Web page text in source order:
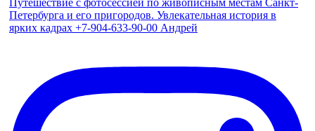
Путешествие с фотосессией по живописным местам Санкт-
Петербурга и его пригородов. Увлекательная история в
ярких кадрах +7-904-633-90-00 Андрей